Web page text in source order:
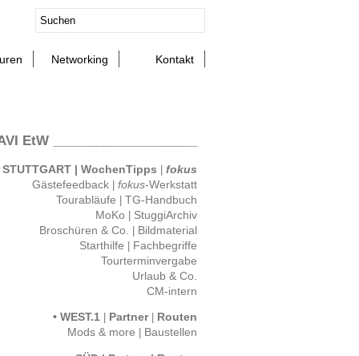
Networking Kontakt
EtW ____________________
STUTTGART| WochenTipps fokus
Gästefeedback| fokus-Werkstatt
Tourabläufe
TG-Handbuch
MoKo
StuggiArchiv
Broschüren & Co.
Bildmaterial
Starthilfe
Fachbegriffe
Tourterminvergabe
Urlaub & Co.
CM-intern
• WEST.1| Partner| Routen
Mods & more Baustellen